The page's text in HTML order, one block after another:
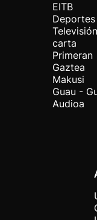
EITB
Deportes
carta
Primeran
Gaztea
Makusi
Guau -
Audioa